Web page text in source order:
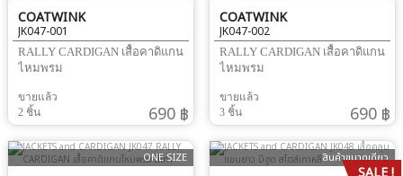
COATWINK
JK047-001
RALLY CARDIGAN เสื้อคาดิแกน
ไหมพรม
ขายแล้ว
2 ชิ้น
690 ฿
COATWINK
JK047-002
RALLY CARDIGAN เสื้อคาดิแกน
ไหมพรม
ขายแล้ว
3 ชิ้น
690 ฿
ONE SIZE สินค้าขนาดเดียว